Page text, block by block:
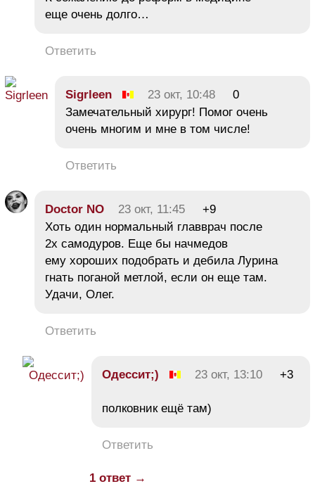
еще очень долго…
Ответить
Sigrleen 23 окт, 10:48
0
Замечательный хирург! Помог очень
очень многим и мне в том числе!
Ответить
Doctor NO 23 окт, 11:45
+9
Хоть один нормальный главврач после
2х самодуров. Еще бы начмедов
ему хороших подобрать и дебила Лурина
гнать поганой метлой, если он еще там.
Удачи, Олег.
Ответить
Одессит;) 23 окт, 13:10 +3
полковник ещё там)
Ответить
1 ответ →